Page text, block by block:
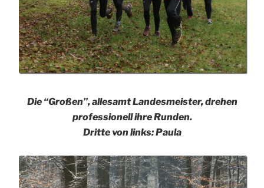
Die “Großen”, allesamt Landesmeister, drehen
professionell ihre Runden.
Dritte von links: Paula